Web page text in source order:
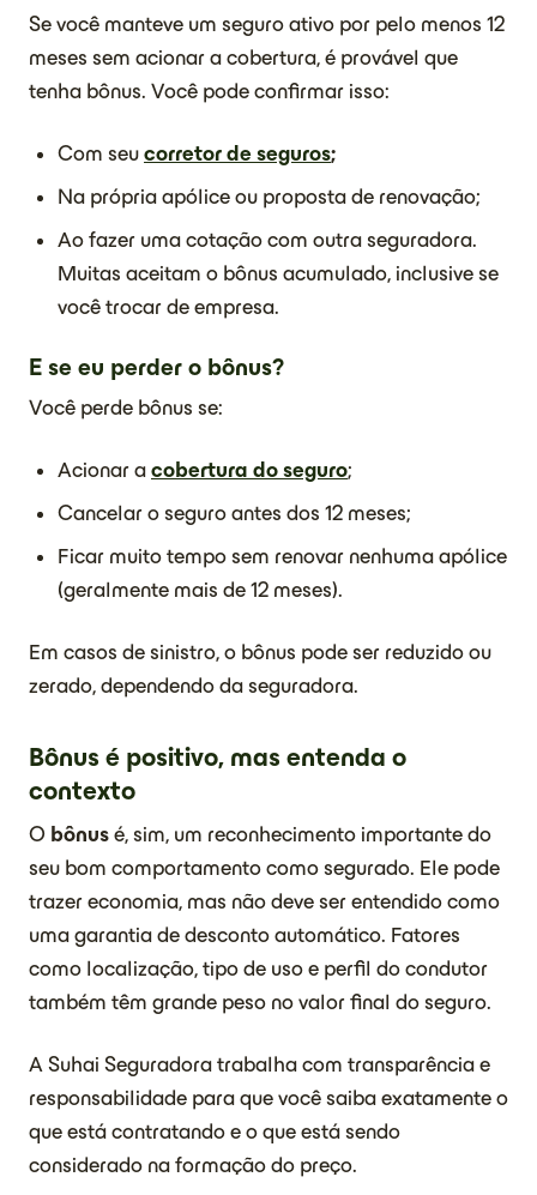
Se você manteve um seguro ativo por pelo menos 12
meses sem acionar a cobertura, é provável que
tenha bônus. Você pode confirmar isso:
Com seu corretor de seguros;
Na própria apólice ou proposta de renovação;
Ao fazer uma cotação com outra seguradora.
Muitas aceitam o bônus acumulado, inclusive se
você trocar de empresa.
E se eu perder o bônus?
Você perde bônus se:
Acionar a cobertura do seguro;
Cancelar o seguro antes dos 12 meses;
Ficar muito tempo sem renovar nenhuma apólice
(geralmente mais de 12 meses).
Em casos de sinistro, o bônus pode ser reduzido ou
zerado, dependendo da seguradora.
Bônus é positivo, mas entenda o
contexto
O bônus é, sim, um reconhecimento importante do
seu bom comportamento como segurado. Ele pode
trazer economia, mas não deve ser entendido como
uma garantia de desconto automático. Fatores
como localização, tipo de uso e perfil do condutor
também têm grande peso no valor final do seguro.
A Suhai Seguradora trabalha com transparência e
responsabilidade para que você saiba exatamente o
que está contratando e o que está sendo
considerado na formação do preço.